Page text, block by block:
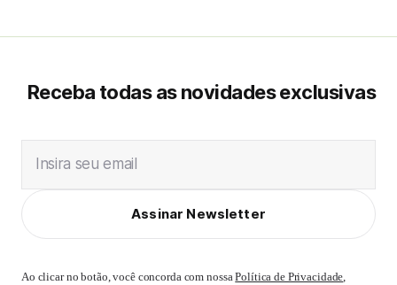
Receba todas as novidades exclusivas
Insira seu email
Assinar Newsletter
Ao clicar no botão, você concorda com nossaPolítica de Privacidade,